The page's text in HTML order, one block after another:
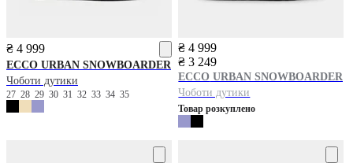
₴ 4 999
ECCO URBAN SNOWBOARDER
Чоботи дутики
27 28 29 30 31 32 33 34 35
₴ 4 999
₴ 3 249
ECCO URBAN SNOWBOARDER
Чоботи дутики
Товар розкуплено